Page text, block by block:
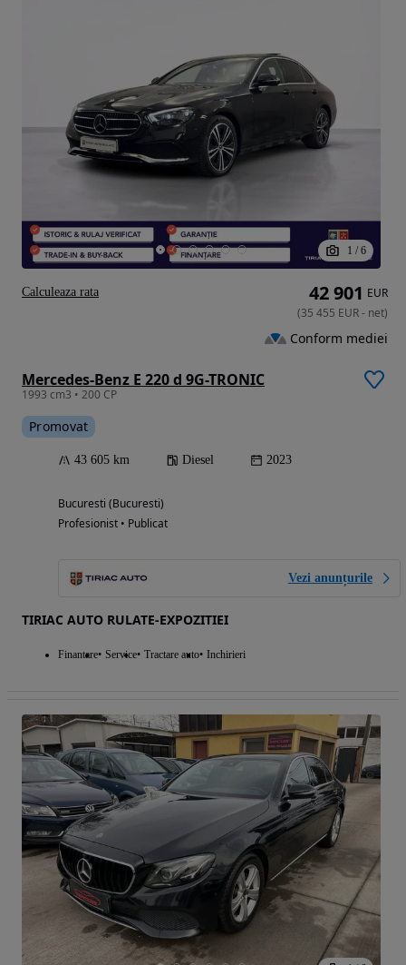
1 / 6
Mercedes-Benz E 220 d 9G-TRONIC
1993 cm3 • 200 CP
Promovat
43 605 km Diesel 2023
Bucuresti (Bucuresti)
Profesionist • Publicat
Vezi anunțurile
TIRIAC AUTO RULATE-EXPOZITIEI
Finantare Service Tractare auto Inchirieri
42 901 EUR
(35 455 EUR- net)
Conform mediei
Calculeaza rata